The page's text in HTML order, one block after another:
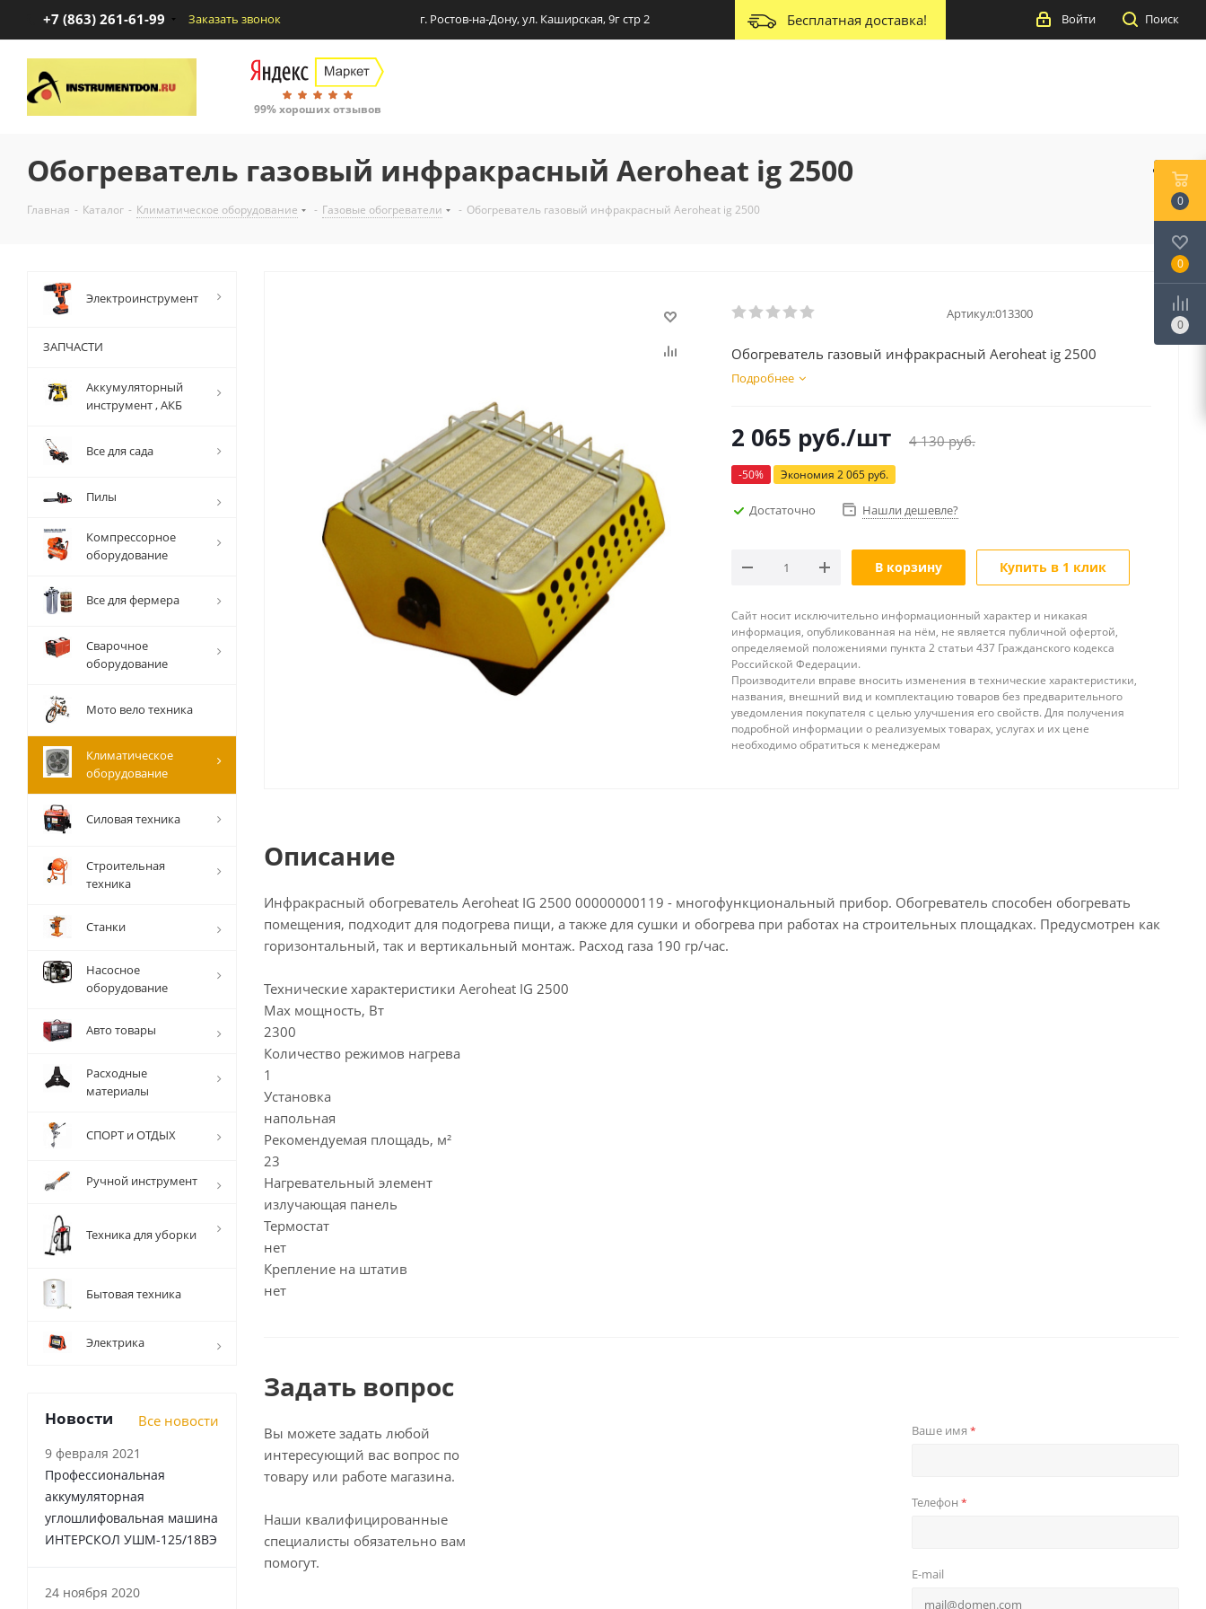
+7 (863) 261-61-99 Заказать звонок г. Ростов-на-Дону, ул. Каширская, 9г стр 2 Бесплатная доставка! Поиск
Войти
99% хороших отзывов
Обогреватель газовый инфракрасный Aeroheat ig 2500
Главная - Каталог - Климатическое оборудование - Газовые обогреватели - Обогреватель газовый инфракрасный Aeroheat ig 2500
Артикул:013300
Обогреватель газовый инфракрасный Aeroheat ig 2500
Подробнее
2 065 руб./шт 4 130руб.
-50% Экономия 2 065 руб.
Достаточно Нашли дешевле?
В корзину Купить в 1 клик
Сайт носит исключительно информационный характер и никакая
информация, опубликованная на нём, не является публичной офертой,
определяемой положениями пункта 2 статьи 437 Гражданского кодекса
Российской Федерации.
Производители вправе вносить изменения в технические характеристики,
названия, внешний вид и комплектацию товаров без предварительного
уведомления покупателя с целью улучшения его свойств. Для получения
подробной информации о реализуемых товарах, услугах и их цене
необходимо обратиться к менеджерам
Описание
Инфракрасный обогреватель Aeroheat IG 2500 00000000119 - многофункциональный прибор. Обогреватель способен обогревать
помещения, подходит для подогрева пищи, а также для сушки и обогрева при работах на строительных площадках. Предусмотрен как
горизонтальный, так и вертикальный монтаж. Расход газа 190 гр/час.
Технические характеристики Aeroheat IG 2500
Max мощность, Вт
2300
Количество режимов нагрева
1
Установка
напольная
Рекомендуемая площадь, м²
23
Нагревательный элемент
излучающая панель
Термостат
нет
Крепление на штатив
нет
Задать вопрос
Вы можете задать любой
интересующий вас вопрос по
товару или работе магазина.
Наши квалифицированные
специалисты обязательно вам
помогут.
Ваше имя *
Телефон *
E-mail
Электроинструмент
ЗАПЧАСТИ
Аккумуляторный
инструмент , АКБ
Все для сада
Пилы
Компрессорное
оборудование
Все для фермера
Сварочное
оборудование
Мото вело техника
Климатическое
оборудование
Силовая техника
Строительная
техника
Станки
Насосное
оборудование
Авто товары
Расходные
материалы
СПОРТ и ОТДЫХ
Ручной инструмент
Техника для уборки
Бытовая техника
Электрика
Новости Все новости
9 февраля 2021
Профессиональная
аккумуляторная
углошлифовальная машина
ИНТЕРСКОЛ УШМ-125/18ВЭ
24 ноября 2020
0
0
0